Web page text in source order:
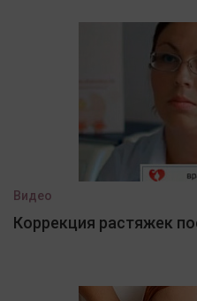
Видео
Коррекция растяжек